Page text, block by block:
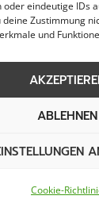
eindeutige IDs
Zustimmung
und
ABLEHNEN
Cookie-